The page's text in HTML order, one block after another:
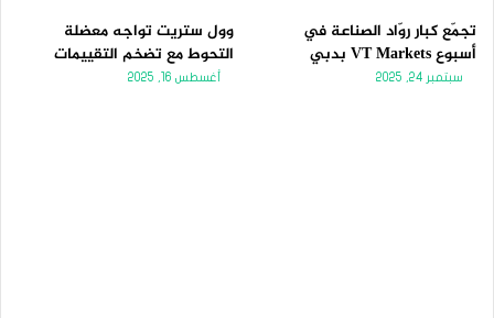
تجمّع كبار روّاد الصناعة في
أسبوع VT Markets بدبي
سبتمبر 24, 2025
وول ستريت تواجه معضلة
التحوط مع تضخم التقييمات
أغسطس 16, 2025